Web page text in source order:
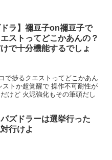
ドラ】禰豆子on禰豆子で
ストってどこかあんの？
で十分機能するでしょ
で捗るクエストってどこかあん
トか超覚醒で 操作不可耐性が
けど 火泥強化もその筆頭だし
ズドラーは選挙行った
行けよ